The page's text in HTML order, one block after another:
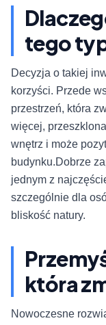
tego
Decyzja o takiej
korzyści. Przede
przestrzeń, która
więcej,
wnętrz i może
budynku.Dobrze
jednym z
szczególnie dla
bliskość natury.
która
Nowoczesne